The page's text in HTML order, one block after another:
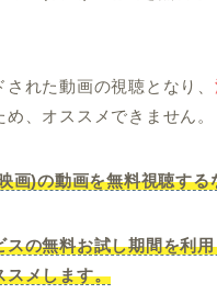
れた動画の視聴となり、
め、オススメできません。
画)の動画を無料視聴する
スの無料お試し期間を利
スメします。